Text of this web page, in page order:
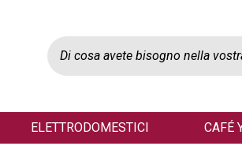
ELETTRODOMESTICI CAFÉ